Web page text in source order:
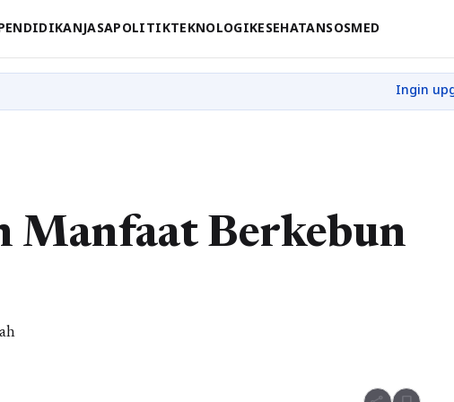
JASAPOLITIKTEKNOLOGIKESEHATANSOSMED
Manfaat Berkebun